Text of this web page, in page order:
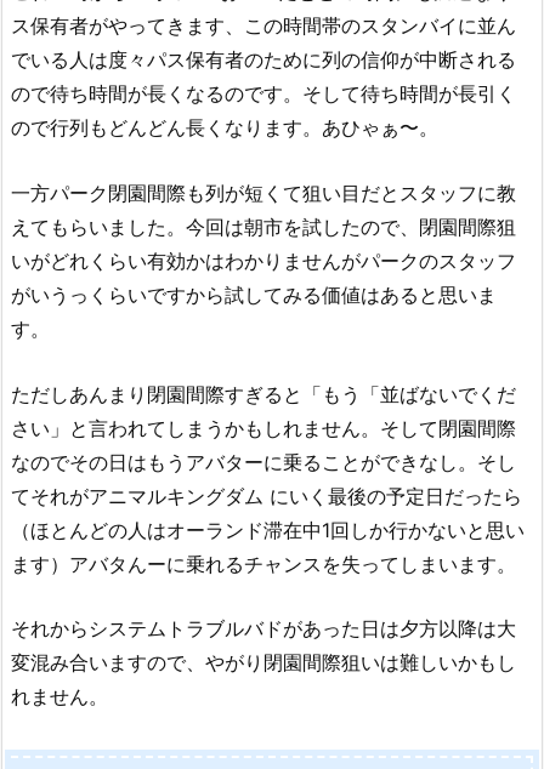
ス保有者がやってきます、この時間帯のスタンバイに並ん
でいる人は度々パス保有者のために列の信仰が中断される
ので待ち時間が長くなるのです。そして待ち時間が長引く
ので行列もどんどん長くなります。あひゃぁ〜。
一方パーク閉園間際も列が短くて狙い目だとスタッフに教
えてもらいました。今回は朝市を試したので、閉園間際狙
いがどれくらい有効かはわかりませんがパークのスタッフ
がいうっくらいですから試してみる価値はあると思いま
す。
ただしあんまり閉園間際すぎると「もう「並ばないでくだ
さい」と言われてしまうかもしれません。そして閉園間際
なのでその日はもうアバターに乗ることができなし。そし
てそれがアニマルキングダム にいく最後の予定日だったら
（ほとんどの人はオーランド滞在中1回しか行かないと思い
ます）アバタんーに乗れるチャンスを失ってしまいます。
それからシステムトラブルバドがあった日は夕方以降は大
変混み合いますので、やがり閉園間際狙いは難しいかもし
れません。